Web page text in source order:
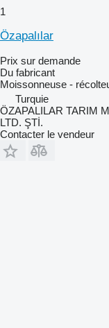
1
Özapalılar
Prix sur demande
Du fabricant
Moissonneuse -
Turquie
ÖZAPALILAR TARIM
LTD. ŞTİ.
Contacter le vendeur